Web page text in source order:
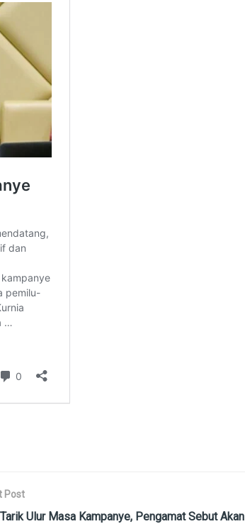
Post
Tarik Ulur Masa Kampanye, Pengamat Sebut Akan